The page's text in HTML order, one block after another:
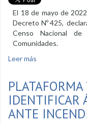
El 18 de mayo de
Decreto Nº 425,
Censo Nacional
Comunidades.
Leer más
IDENTIFICAR
ANTE